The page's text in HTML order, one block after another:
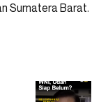
Sumatera Barat.